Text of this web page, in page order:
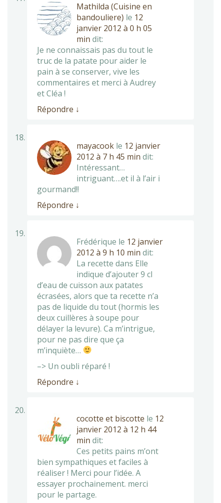
Mathilda (Cuisine en
bandouliere) le 12
janvier 2012 à 0 h 05
min dit:
Je ne connaissais pas du tout le
truc de la patate pour aider le
pain à se conserver, vive les
commentaires et merci à Audrey
et Cléa !
Répondre ↓
mayacook le 12 janvier
2012 à 7 h 45 min dit:
Intéressant…
intriguant….et il à l’air i
gourmand!!
Répondre ↓
Frédérique le 12 janvier
2012 à 9 h 10 min dit:
La recette dans Elle
indique d’ajouter 9 cl
d’eau de cuisson aux patates
écrasées, alors que ta recette n’a
pas de liquide du tout (hormis les
deux cuillères à soupe pour
délayer la levure). Ca m’intrigue,
pour ne pas dire que ça
m’inquiète…
–> Un oubli réparé !
Répondre ↓
cocotte et biscotte le 12
janvier 2012 à 12 h 44
min dit:
Ces petits pains m’ont
bien sympathiques et faciles à
réaliser ! Merci pour l’idée. A
essayer prochainement. merci
pour le partage.